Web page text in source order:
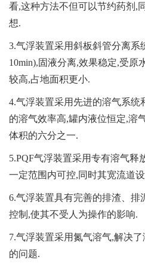
看,这种方法不但可以节约药剂,
想.
3.气浮装置采用斜板斜管分离系
10min),固液分离,效果稳定,受原
较高,占地面积更小.
4.气浮装置采用先进的溶气系统
的溶气效率高,罐内液位恒定,溶
体积的六分之一.
5.PQF气浮装置采用专有溶气释
一定范围内可控,同时其宽流道
6.气浮装置具有完善的排渣、排
控制,使其不受人为操作的影响.
7.气浮装置采用氮气溶气,解决
的问题.